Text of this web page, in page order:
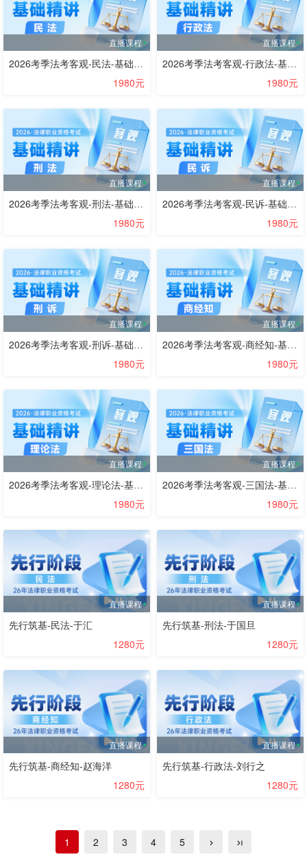
直播课程
2026考季法考客观-民法-基础精讲阶段-刘家安
1980元
直播课程
2026考季法考客观-行政法-基础精讲阶段-兰燕卓
1980元
直播课程
2026考季法考客观-刑法-基础精讲阶段-方鹏
1980元
直播课程
2026考季法考客观-民诉-基础精讲阶段-蔡辉
1980元
直播课程
2026考季法考客观-刑诉-基础精讲阶段-肖沛权
1980元
直播课程
2026考季法考客观-商经知-基础精讲阶段-赵海洋
1980元
直播课程
2026考季法考客观-理论法-基础精讲阶段-叶晓川
1980元
直播课程
2026考季法考客观-三国法-基础精讲阶段-邹龙妹
1980元
直播课程
先行筑基-民法-于汇
1280元
直播课程
先行筑基-刑法-于国旦
1280元
直播课程
先行筑基-商经知-赵海洋
1280元
直播课程
先行筑基-行政法-刘行之
1280元
1 2 3 4 5